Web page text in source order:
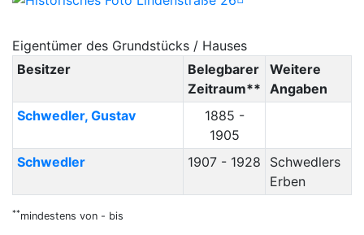
Eigentümer des Grundstücks / Hauses
Besitzer
Belegbarer
Zeitraum**
Weitere
Angaben
Schwedler, Gustav
1885 -
1905
Schwedler
1907 - 1928
Schwedlers
Erben
**mindestens von - bis